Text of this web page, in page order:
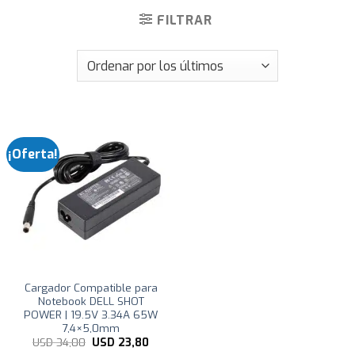
FILTRAR
¡Oferta!
Cargador Compatible para
Notebook DELL SHOT
POWER | 19.5V 3.34A 65W
7,4×5,0mm
USD34,00 El
USD 23,80